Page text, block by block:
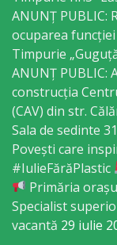
Muzeul
de
Istorie
ANUNȚ
ocuparea
Timpurie
ANUNȚ PUBLIC:
construcția
(CAV) din str.
Sala de sedinte
Povești care
#IulieFărăPlastic
Primăria
Specialist
vacantă 29 iulie